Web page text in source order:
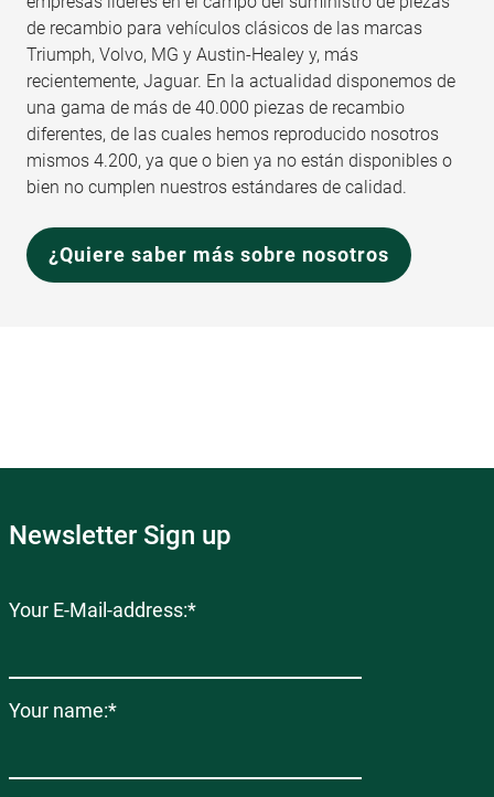
de recambio para vehículos clásicos de las marcas
Triumph, Volvo, MG y Austin-Healey y, más
recientemente, Jaguar. En la actualidad disponemos de
una gama de más de 40.000 piezas de recambio
diferentes, de las cuales hemos reproducido nosotros
mismos 4.200, ya que o bien ya no están disponibles o
bien no cumplen nuestros estándares de calidad.
¿Quiere saber más sobre nosotros
Newsletter Sign up
Campo
Your E-Mail-address:*
Campo
Your name:*